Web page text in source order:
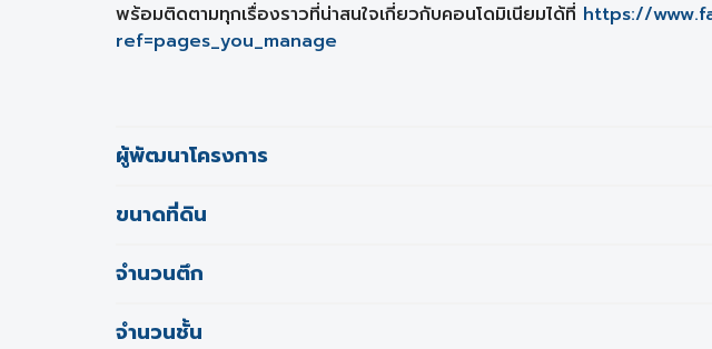
พร้อมติดตามทุกเรื่องราวที่น่าสนใจเกี่ยวกับคอนโดมิเนียมได้ที่ https://
ref=pages_you_manage
ผู้พัฒนาโครงการ
ขนาดที่ดิน
จำนวนตึก
จำนวนชั้น